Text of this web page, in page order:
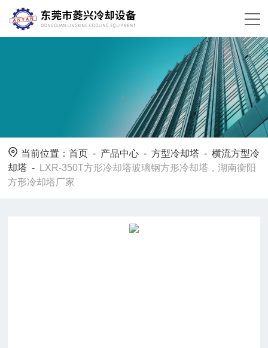
当前位置：首页 - 产品中心 -方型冷却塔 -横流方型冷
却塔 -
LXR-350T方形冷却塔玻璃钢方形冷却塔，湖南衡阳
方形冷却塔厂家